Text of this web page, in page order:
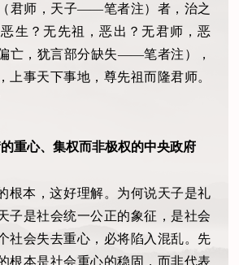
君师，天子——笔者注）者，治之
生？无先祖，恶出？无君师，恶
亡，犹言部分缺失——笔者注），
上事天下事地，尊先祖而隆君师。
重心、集权而非极权的中央政府
根本，这好理解。为何说天子是礼
子是社会统一公正的象征，是社会
社会失去重心，必将陷入混乱。先
根本是社会重心的稳固，而非代表